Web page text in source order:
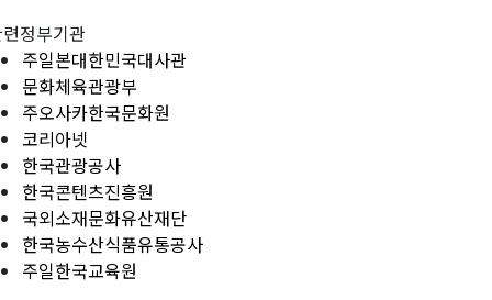
정부기관
주일본대한민국대사관
문화체육관광부
주오사카한국문화원
코리아넷
한국관광공사
한국콘텐츠진흥원
국외소재문화유산재단
한국농수산식품유통공사
주일한국교육원